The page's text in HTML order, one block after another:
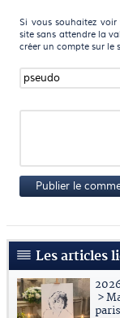
Si vous souhaitez
site sans attendre la
créer un compte sur le
Publier le
Les articles
>